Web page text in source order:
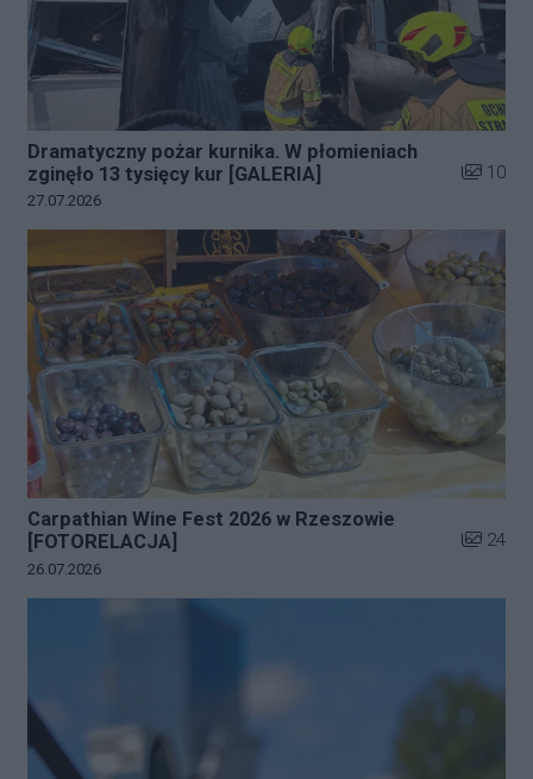
Dramatyczny pożar kurnika. W płomieniach
zginęło 13 tysięcy kur [GALERIA]
Liczba
10
Data dodania galerii:
27.07.2026
Carpathian Wine Fest 2026 w Rzeszowie
[FOTORELACJA]
Liczba
24
Data dodania galerii:
26.07.2026